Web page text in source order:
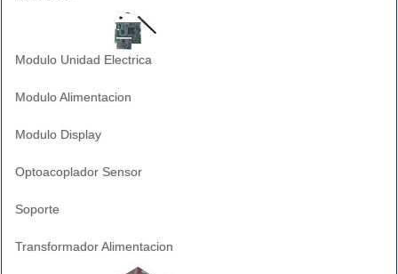
Modulo Unidad Electrica
Modulo Alimentacion
Modulo Display
Optoacoplador Sensor
Soporte
Transformador Alimentacion